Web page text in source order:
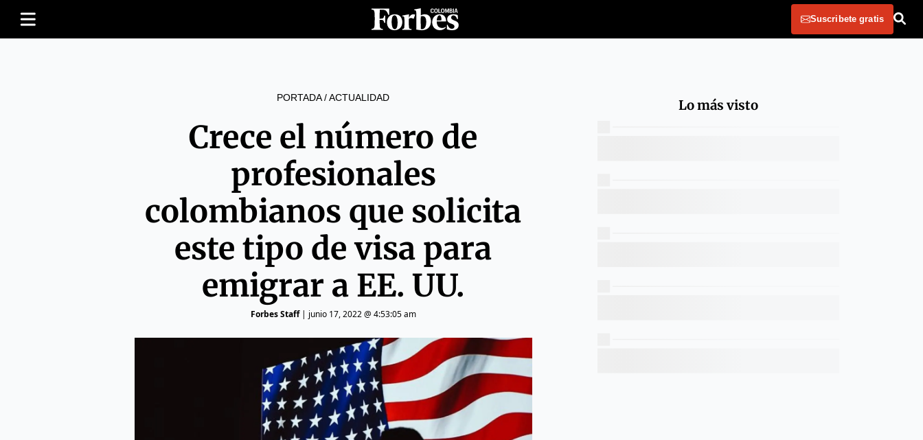
Suscribete gratis
PORTADA/ACTUALIDAD
Crece el número de
profesionales
colombianos que solicita
este tipo de visa para
emigrar a EE. UU.
Forbes Staff| junio 17, 2022 @ 4:53:05 am
Lo más visto